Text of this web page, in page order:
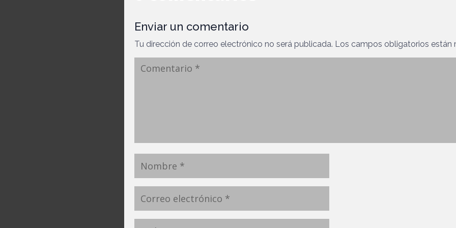
Enviar un comentario
Tu dirección de correo electrónico no será publicada. Los campos obligatorios están